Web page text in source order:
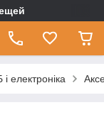
електроніка